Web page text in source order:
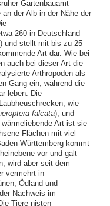
Gartenbauamt
der Alb in der Nähe der
260 in Deutschland
und stellt mit bis zu 25
Art dar. Wie bei
auch bei dieser Art die
Arthropoden als
Gang ein, während die
leben. Die
wie
falcata), und
Art ist sie
Flächen mit viel
Württemberg kommt
vor und galt
wird aber seit dem
vermehrt in
Ödland und
Nachweis im
Tiere nisten